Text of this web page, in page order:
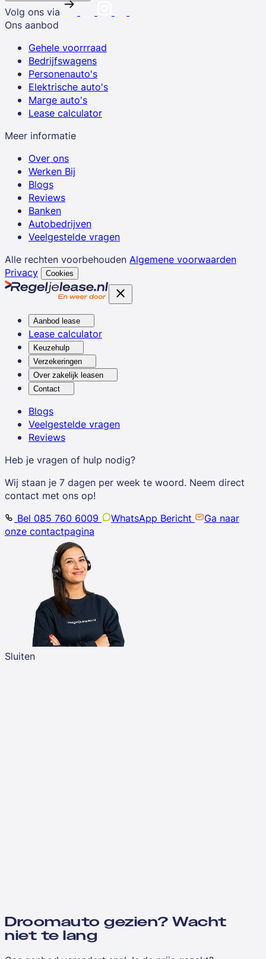
Volg ons via
Ons aanbod
Gehele voorrraad
Bedrijfswagens
Personenauto's
Elektrische auto's
Marge auto's
Lease calculator
Meer informatie
Over ons
Werken Bij
Blogs
Reviews
Banken
Autobedrijven
Veelgestelde vragen
Alle rechten voorbehouden Algemene voorwaarden
Privacy
Cookies
Aanbod lease
Lease calculator
Keuzehulp
Verzekeringen
Over zakelijk leasen
Contact
Blogs
Veelgestelde vragen
Reviews
Heb je vragen of hulp nodig?
Wij staan je 7 dagen per week te woord. Neem direct
contact met ons op!
Bel 085 760 6009
WhatsApp Bericht
Ga naar
onze contactpagina
Sluiten
Droomauto gezien? Wacht
niet te lang